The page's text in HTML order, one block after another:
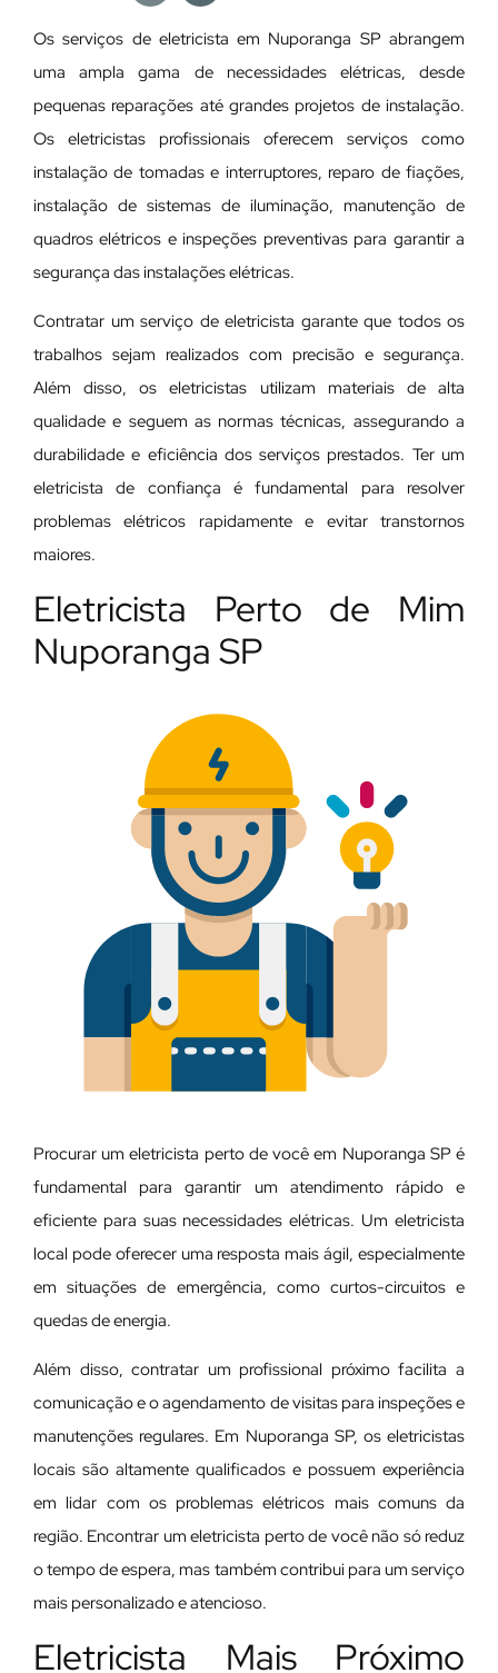
Os serviços de eletricista em Nuporanga SP abrangem
uma ampla gama de necessidades elétricas, desde
pequenas reparações até grandes projetos de instalação.
Os eletricistas profissionais oferecem serviços como
instalação de tomadas e interruptores, reparo de fiações,
instalação de sistemas de iluminação, manutenção de
quadros elétricos e inspeções preventivas para garantir a
segurança das instalações elétricas.
Contratar um serviço de eletricista garante que todos os
trabalhos sejam realizados com precisão e segurança.
Além disso, os eletricistas utilizam materiais de alta
qualidade e seguem as normas técnicas, assegurando a
durabilidade e eficiência dos serviços prestados. Ter um
eletricista de confiança é fundamental para resolver
problemas elétricos rapidamente e evitar transtornos
maiores.
Eletricista Perto de Mim
Nuporanga SP
Procurar um eletricista perto de você em Nuporanga SP é
fundamental para garantir um atendimento rápido e
eficiente para suas necessidades elétricas. Um eletricista
local pode oferecer uma resposta mais ágil, especialmente
em situações de emergência, como curtos-circuitos e
quedas de energia.
Além disso, contratar um profissional próximo facilita a
comunicação e o agendamento de visitas para inspeções e
manutenções regulares. Em Nuporanga SP, os eletricistas
locais são altamente qualificados e possuem experiência
em lidar com os problemas elétricos mais comuns da
região. Encontrar um eletricista perto de você não só reduz
o tempo de espera, mas também contribui para um serviço
mais personalizado e atencioso.
Eletricista Mais Próximo